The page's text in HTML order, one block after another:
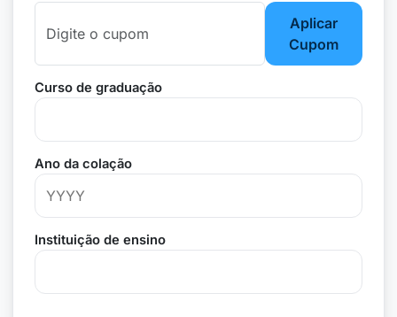
Aplicar
Cupom
Curso de graduação
Ano da colação
Instituição de ensino